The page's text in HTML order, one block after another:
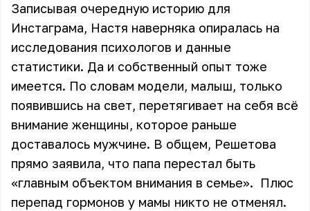
Записывая очередную историю для
Инстаграма, Настя наверняка опиралась на
исследования психологов и данные
статистики. Да и собственный опыт тоже
имеется. По словам модели, малыш, только
появившись на свет, перетягивает на себя всё
внимание женщины, которое раньше
доставалось мужчине. В общем, Решетова
прямо заявила, что папа перестал быть
«главным объектом внимания в семье». Плюс
перепад гормонов у мамы никто не отменял.